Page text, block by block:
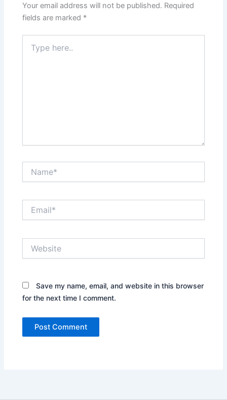
Your email address will not be published. Required
fields are marked *
here..
Save my name, email, and website in this browser
for the next time I comment.